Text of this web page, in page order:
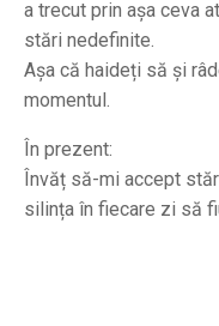
a trecut prin așa ceva
stări nedefinite.
Așa că haideți să și
momentul.
În prezent:
Învăț să-mi accept
silința în fiecare zi să